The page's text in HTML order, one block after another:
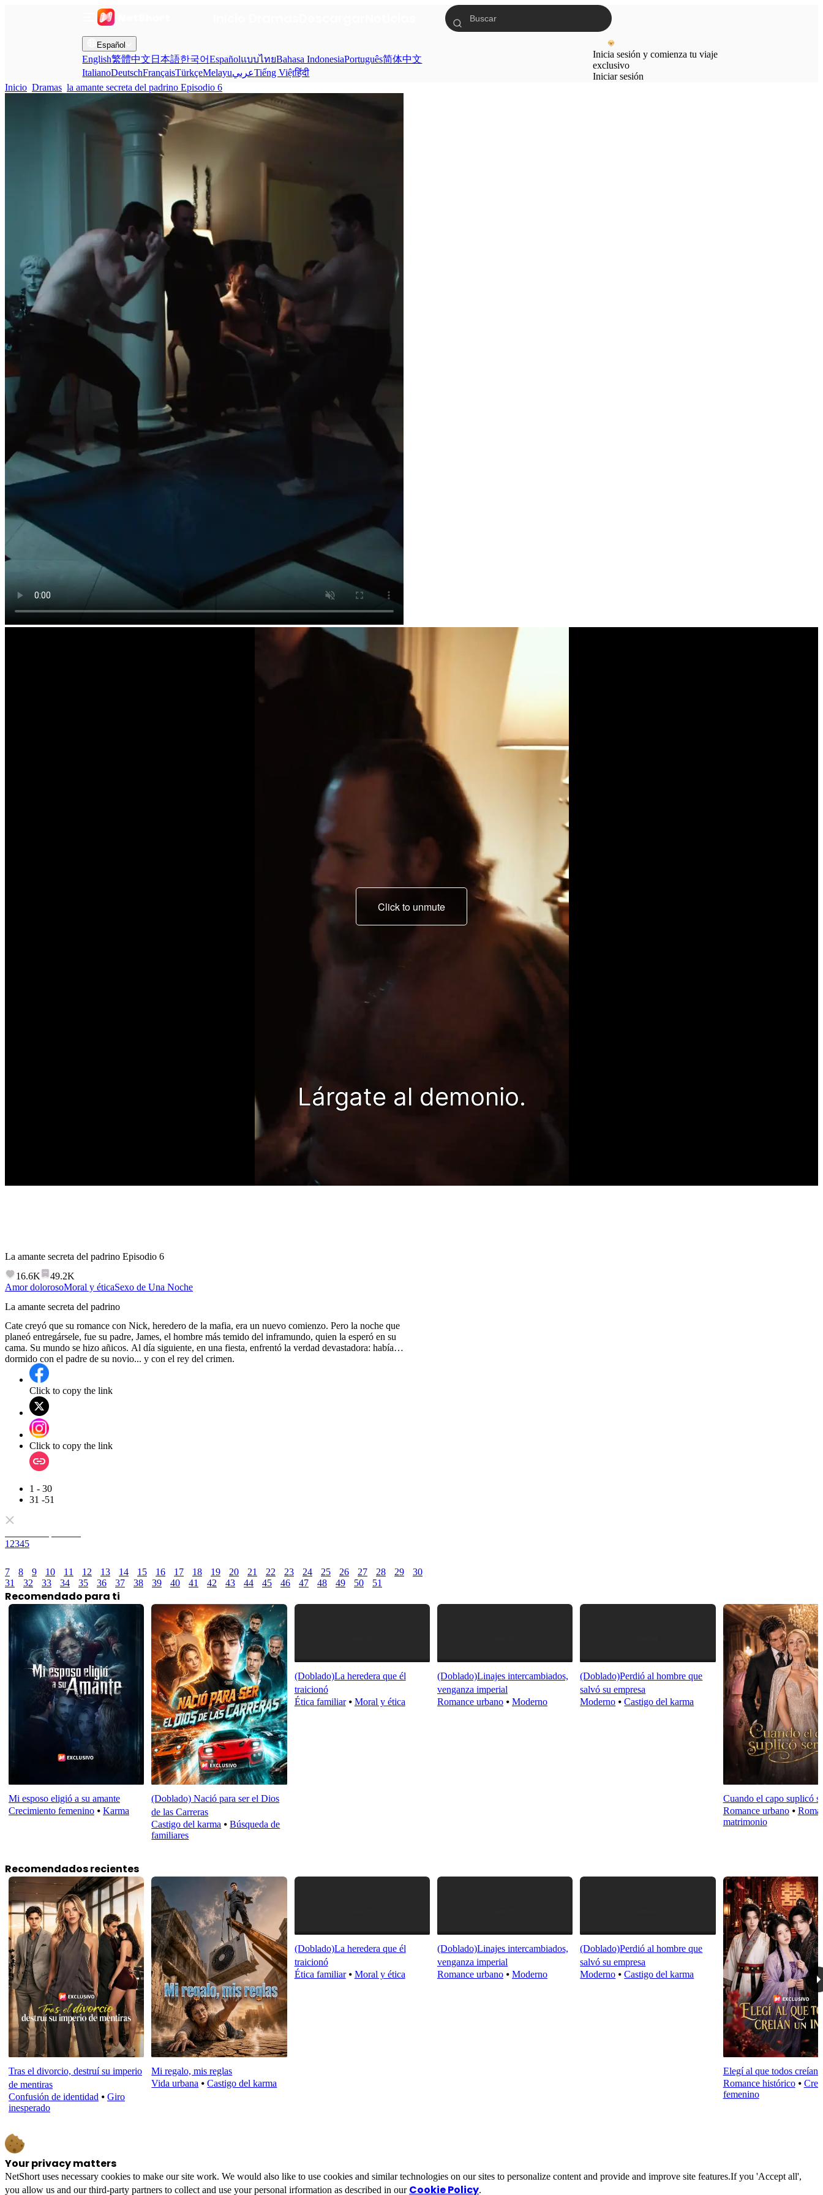
Español
English繁體中文 日本語한국어EspañolแบบไทยBahasa IndonesiaPortuguês简体中文
ItalianoDeutschFrançaisTürkçeMelayuعربيTiếng Việtहिंदी
Inicia sesión y comienza tu viaje
exclusivo
Iniciar sesión
Inicio Dramas la amante secreta del padrino Episodio 6
Click to unmute
La amante secreta del padrino Episodio 6
16.6K
49.2K
Amor dolorosoMoral y éticaSexo de Una Noche
La amante secreta del padrino
Cate creyó que su romance con Nick, heredero de la mafia, era un nuevo comienzo. Pero la noche que
planeó entregársele, fue su padre, James, el hombre más temido del inframundo, quien la esperó en su
cama. Su mundo se hizo añicos. Al día siguiente, en una fiesta, enfrentó la verdad devastadora: había
dormido con el padre de su novio... y con el rey del crimen.
Click to copy the link
Click to copy the link
1 - 30
31 -51
1 2345
7 8 9 10 11 12 13 14 15 16 17 18 19 20 21 22 23 24 25 26 27 28 29
30
31
32 33 34 35 36 37 38 39 40 41 42 43 44 45 46 47 48 49 50 51
Recomendado para ti
Mi esposo eligió a su amante
Crecimiento femenino ⦁ Karma
(Doblado) Nació para ser el Dios
de las Carreras
Castigo del karma ⦁Búsqueda de
familiares
(Doblado)La heredera que él
traicionó
Ética familiar⦁ Moral y ética
(Doblado)Linajes intercambiados,
venganza imperial
Romance urbano⦁ Moderno
(Doblado)Perdió al hombre que
salvó su empresa
Moderno ⦁Castigo del karma
Cuando el capo suplicó
Romance urbano⦁
matrimonio
Recomendados recientes
Tras el divorcio, destruí su imperio
de mentiras
Confusión de identidad ⦁ Giro
inesperado
Mi regalo, mis reglas
Vida urbana ⦁Castigo del karma
(Doblado)La heredera que él
traicionó
Ética familiar⦁ Moral y ética
(Doblado)Linajes intercambiados,
venganza imperial
Romance urbano⦁ Moderno
(Doblado)Perdió al hombre que
salvó su empresa
Moderno ⦁Castigo del karma
Elegí al que todos creían
Romance histórico⦁
femenino
Your privacy matters
NetShort uses necessary cookies to make our site work. We would also like to use cookies and similar technologies on our sites to personalize content and provide and improve site features.If you 'Accept all',
you allow us and our third-party partners to collect and use your personal irformation as described in our Cookie Policy.